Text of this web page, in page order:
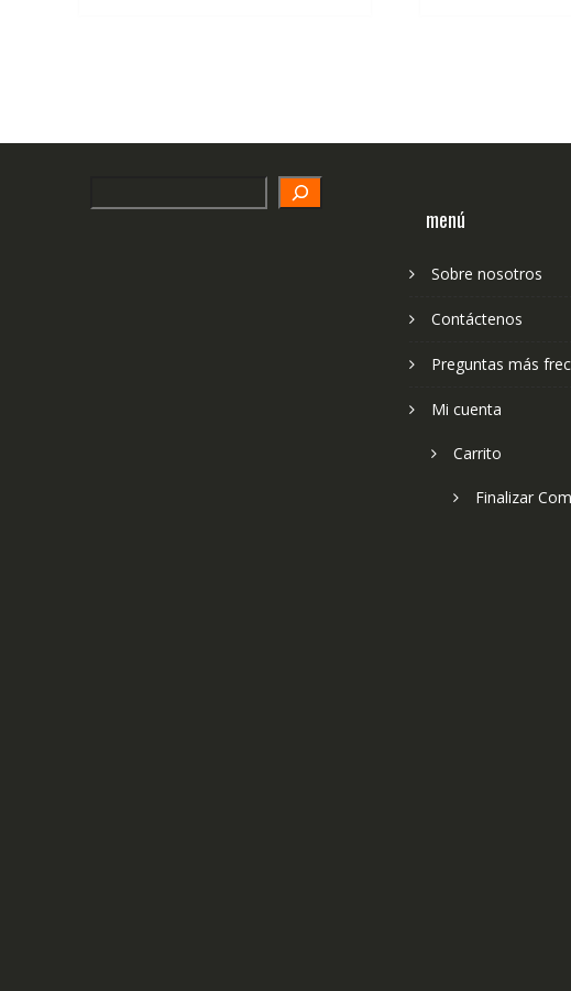
menú
Sobre nosotros
Contáctenos
Preguntas más
Mi cuenta
Carrito
Finalizar